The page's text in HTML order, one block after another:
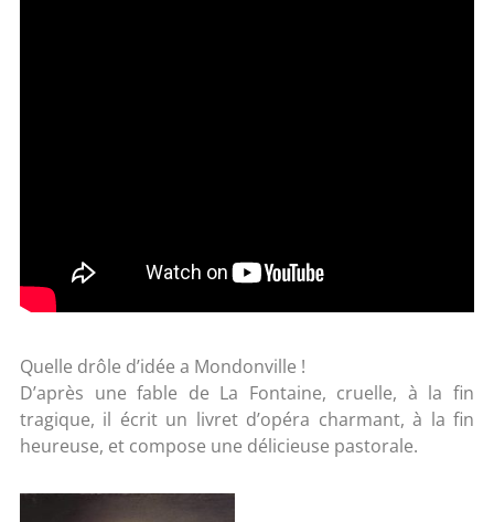
Quelle drôle d’idée a Mondonville !
D’après une fable de La Fontaine, cruelle, à la fin
tragique, il écrit un livret d’opéra charmant, à la fin
heureuse, et compose une délicieuse pastorale.